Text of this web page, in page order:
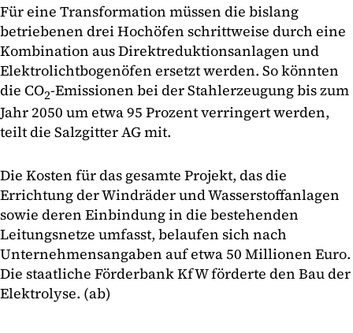
Für eine Transformation müssen die bislang
betriebenen drei Hochöfen schrittweise durch eine
Kombination aus Direktreduktionsanlagen und
Elektrolichtbogenöfen ersetzt werden. So könnten
die CO2-Emissionen bei der Stahlerzeugung bis zum
Jahr 2050 um etwa 95 Prozent verringert werden,
teilt die Salzgitter AG mit.
Die Kosten für das gesamte Projekt, das die
Errichtung der Windräder und Wasserstoffanlagen
sowie deren Einbindung in die bestehenden
Leitungsnetze umfasst, belaufen sich nach
Unternehmensangaben auf etwa 50 Millionen Euro.
Die staatliche Förderbank KfW förderte den Bau der
Elektrolyse. (ab)